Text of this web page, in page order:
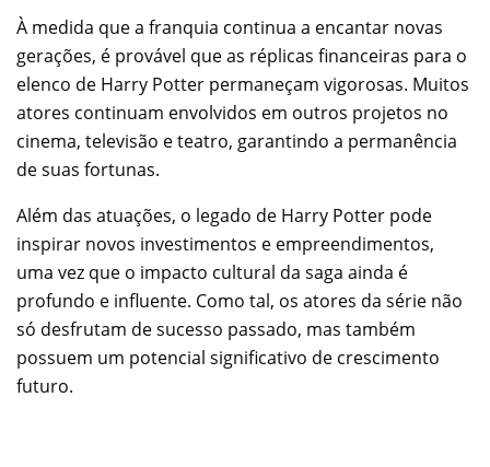
À medida que a franquia continua a encantar novas
gerações, é provável que as réplicas financeiras para o
elenco de Harry Potter permaneçam vigorosas. Muitos
atores continuam envolvidos em outros projetos no
cinema, televisão e teatro, garantindo a permanência
de suas fortunas.
Além das atuações, o legado de Harry Potter pode
inspirar novos investimentos e empreendimentos,
uma vez que o impacto cultural da saga ainda é
profundo e influente. Como tal, os atores da série não
só desfrutam de sucesso passado, mas também
possuem um potencial significativo de crescimento
futuro.